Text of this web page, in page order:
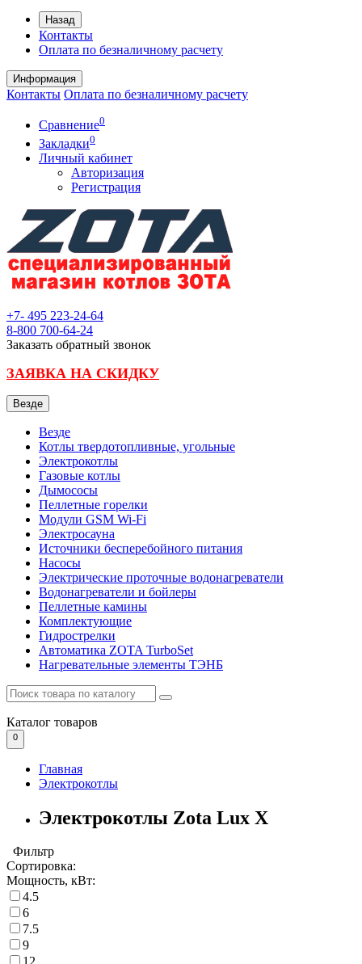
Назад
Контакты
Оплата по безналичному расчету
Информация
Контакты Оплата по безналичному расчету
Сравнение0
Закладки0
Личный кабинет
Авторизация
Регистрация
+7- 495 223-24-64
8-800 700-64-24
Заказать обратный звонок
ЗАЯВКА НА СКИДКУ
Везде
Везде
Котлы твердотопливные, угольные
Электрокотлы
Газовые котлы
Дымососы
Пеллетные горелки
Модули GSM Wi-Fi
Электросауна
Источники бесперебойного питания
Насосы
Электрические проточные водонагреватели
Водонагреватели и бойлеры
Пеллетные камины
Комплектующие
Гидрострелки
Автоматика ZOTA TurboSet
Нагревательные элементы ТЭНБ
Каталог товаров
0
Главная
Электрокотлы
Электрокотлы Zota Lux X
Фильтр
Сортировка:
Мощность, кВт:
4.5
6
7.5
9